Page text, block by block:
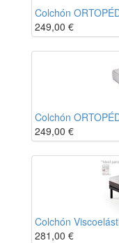
Colchón
249,00 €
Colchón
249,00 €
Colchón
281,00 €